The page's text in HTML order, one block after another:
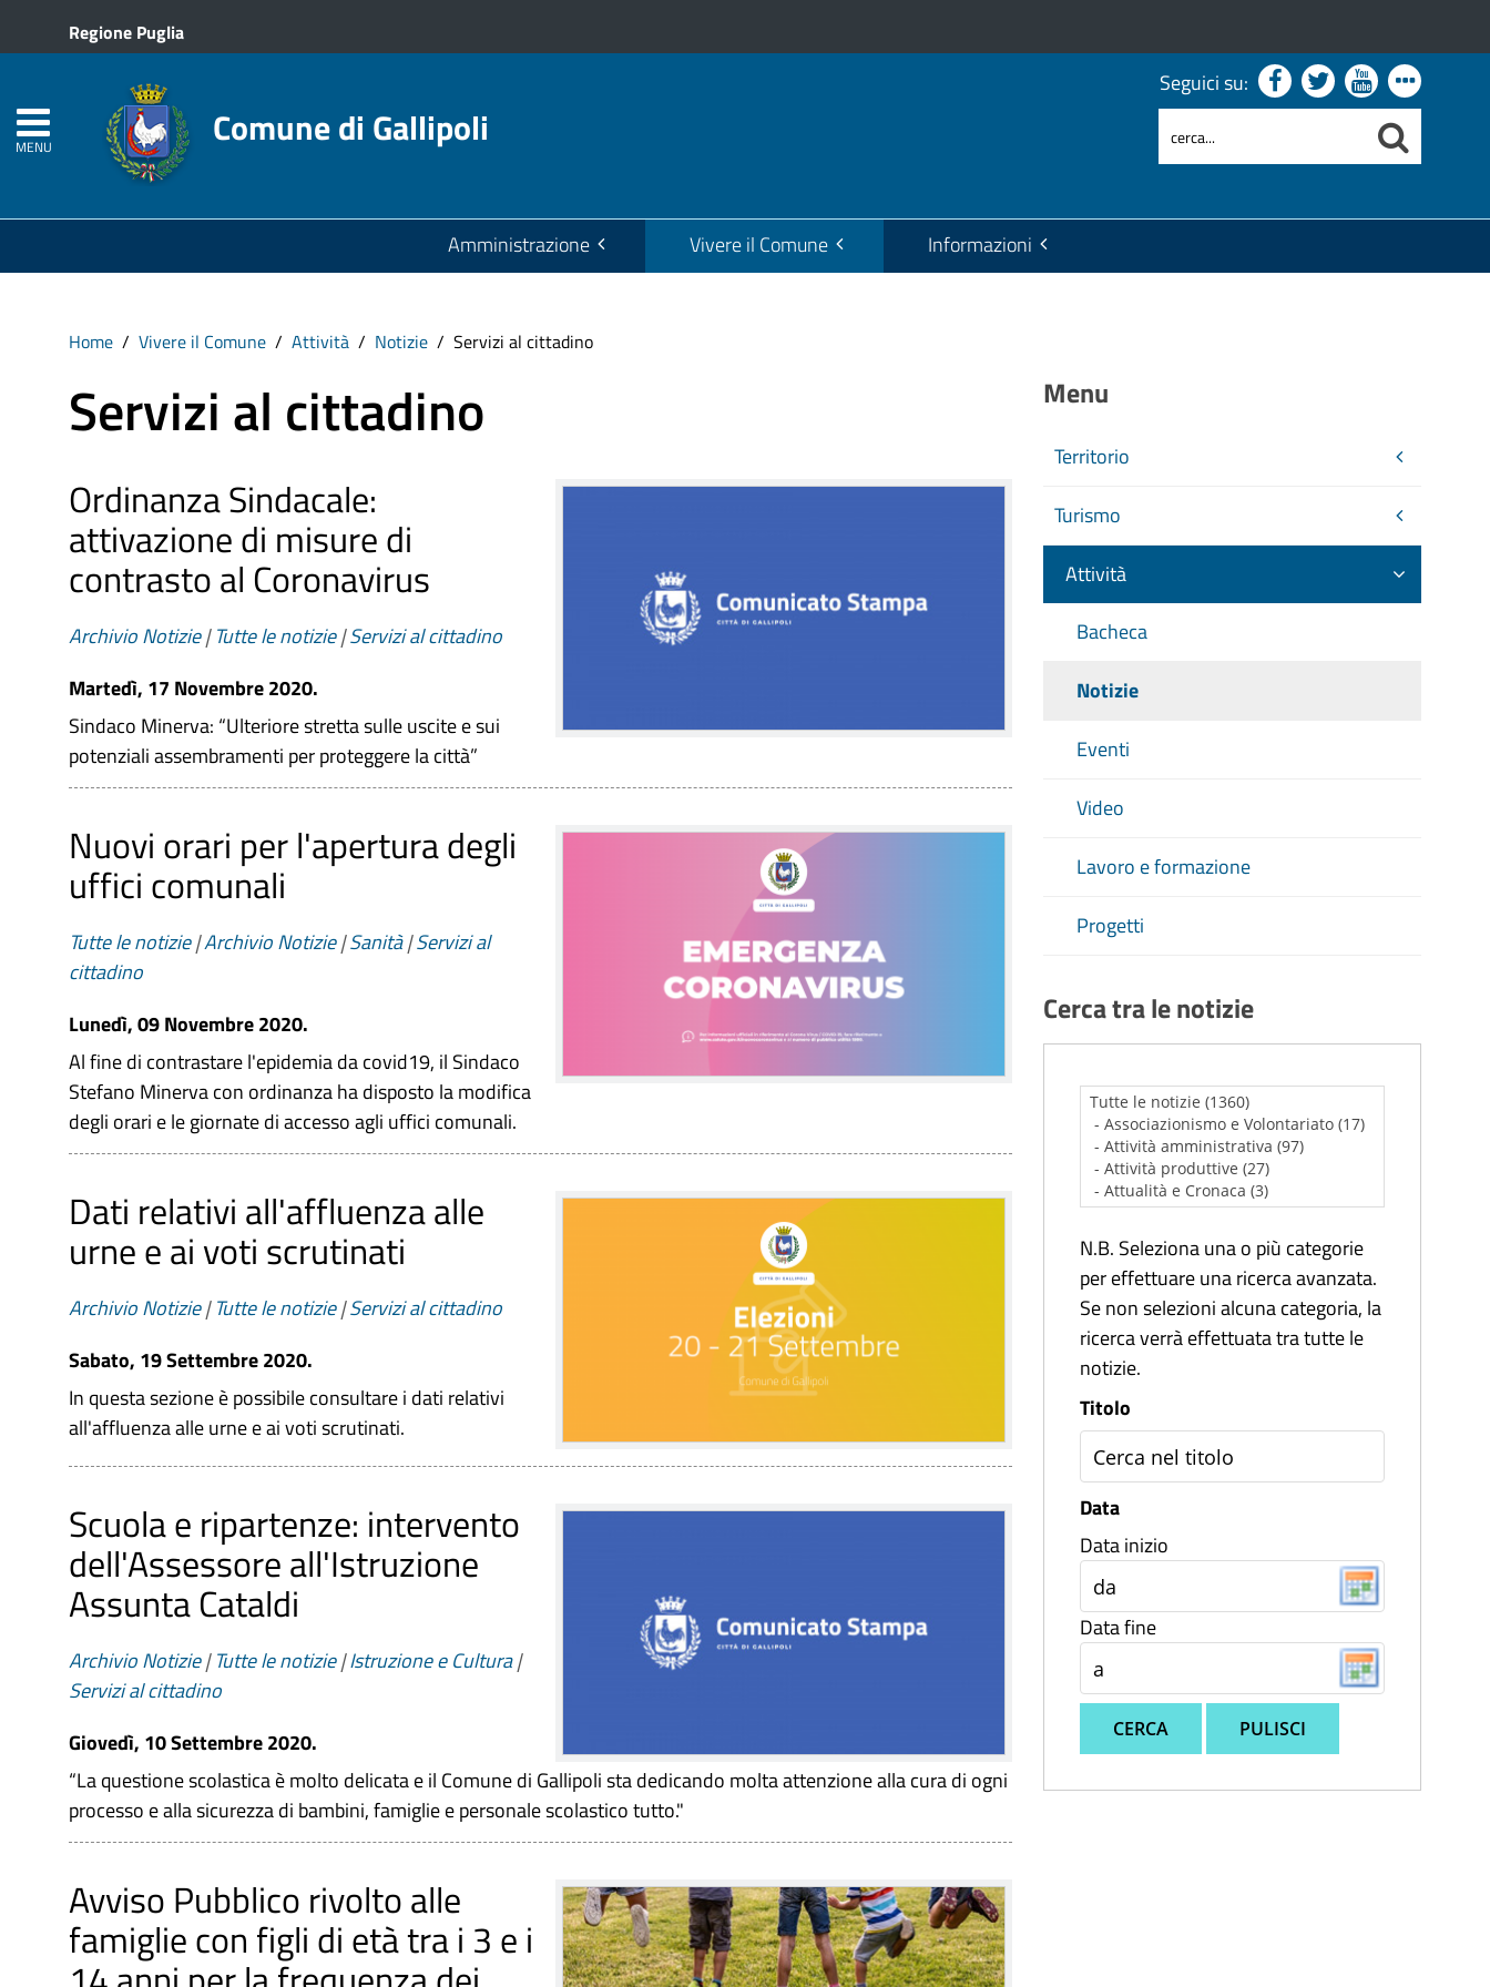
Regione Puglia
MENU Comune di Gallipoli
Seguici su:
Amministrazione Vivere il Comune Informazioni
Home Vivere il Comune Attività Notizie Servizi al cittadino
Servizi al cittadino
Ordinanza Sindacale:
attivazione di misure di
contrasto al Coronavirus
Archivio Notizie|Tutte le notizie|Servizi al cittadino
Martedì, 17 Novembre 2020.
Sindaco Minerva: “Ulteriore stretta sulle uscite e sui
potenziali assembramenti per proteggere la città”
Nuovi orari per l'apertura degli
uffici comunali
Tutte le notizie|Archivio Notizie|Sanità|Servizi al
cittadino
Lunedì, 09 Novembre 2020.
Al fine di contrastare l'epidemia da covid19, il Sindaco
Stefano Minerva con ordinanza ha disposto la modifica
degli orari e le giornate di accesso agli uffici comunali.
Dati relativi all'affluenza alle
urne e ai voti scrutinati
Archivio Notizie|Tutte le notizie|Servizi al cittadino
Sabato, 19 Settembre 2020.
In questa sezione è possibile consultare i dati relativi
all'affluenza alle urne e ai voti scrutinati.
Scuola e ripartenze: intervento
dell'Assessore all'Istruzione
Assunta Cataldi
Archivio Notizie|Tutte le notizie|Istruzione e Cultura|
Servizi al cittadino
Giovedì, 10 Settembre 2020.
“La questione scolastica è molto delicata e il Comune di Gallipoli sta dedicando molta attenzione alla cura di ogni
processo e alla sicurezza di bambini, famiglie e personale scolastico tutto."
Avviso Pubblico rivolto alle
famiglie con figli di età tra i 3 e i
Menu
Territorio
Turismo
Attività
Bacheca
Notizie
Eventi
Video
Lavoro e formazione
Progetti
Cerca tra le notizie
N.B. Seleziona una o più categorie
per effettuare una ricerca avanzata.
Se non selezioni alcuna categoria, la
ricerca verrà effettuata tra tutte le
notizie.
Titolo
Data
Data inizio
Data fine
CERCA PULISCI